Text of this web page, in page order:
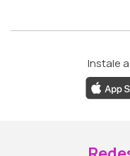
Instale